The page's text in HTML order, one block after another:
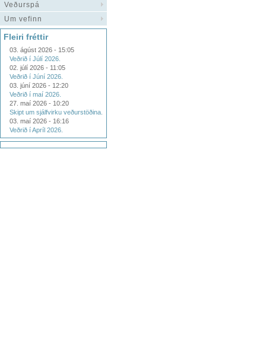
Veðurspá
Um vefinn
Fleiri fréttir
03. ágúst 2026 - 15:05
Veðrið í Júlí 2026.
02. júlí 2026 - 11:05
Veðrið í Júní 2026.
03. júní 2026 - 12:20
Veðrið í maí 2026.
27. maí 2026 - 10:20
Skipt um sjálfvirku veðurstöðina.
03. maí 2026 - 16:16
Veðrið í Apríl 2026.